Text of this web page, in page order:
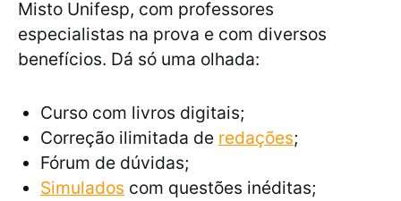
Misto Unifesp, com professores
especialistas na prova e com diversos
benefícios. Dá só uma olhada:
Curso com livros digitais;
Correção ilimitada de redações;
Fórum de dúvidas;
Simulados com questões inéditas;